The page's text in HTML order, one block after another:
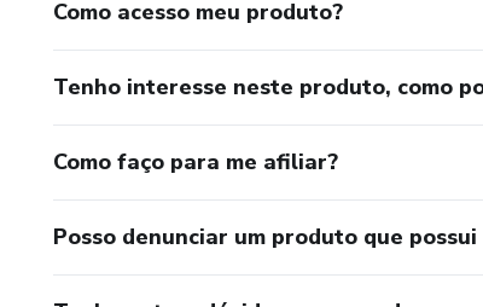
Como acesso meu produto?
Tenho interesse neste produto, como
Como faço para me afiliar?
Posso denunciar um produto que